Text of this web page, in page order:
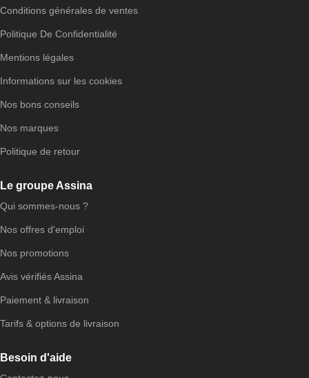
Besoin d'aide
Le groupe Assina
Qui sommes-nous ?
Nos offres d'emploi
Nos promotions
Avis vérifiés Assina
Paiement & livraison
Tarifs & options de livraison
Conditions générales de ventes
Politique De Confidentialité
Mentions légales
Informations sur les cookies
Nos bons conseils
Nos marques
Politique de retour